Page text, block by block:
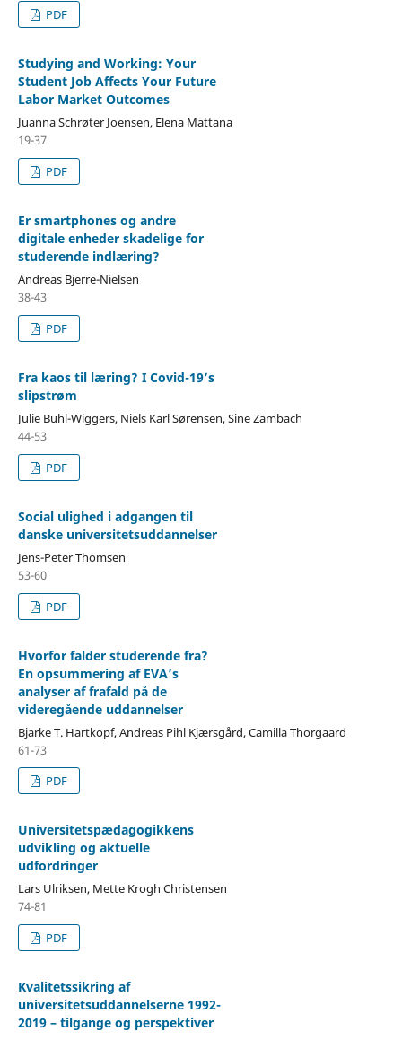
PDF
Studying and Working: Your
Student Job Affects Your Future
Labor Market Outcomes
Juanna Schrøter Joensen, Elena Mattana
19-37
PDF
Er smartphones og andre
digitale enheder skadelige for
studerende indlæring?
Andreas Bjerre-Nielsen
38-43
PDF
Fra kaos til læring? I Covid-19’s
slipstrøm
Julie Buhl-Wiggers, Niels Karl Sørensen, Sine Zambach
44-53
PDF
Social ulighed i adgangen til
danske universitetsuddannelser
Jens-Peter Thomsen
53-60
PDF
Hvorfor falder studerende fra?
En opsummering af EVA’s
analyser af frafald på de
videregående uddannelser
Bjarke T. Hartkopf, Andreas Pihl Kjærsgård, Camilla Thorgaard
61-73
PDF
Universitetspædagogikkens
udvikling og aktuelle
udfordringer
Lars Ulriksen, Mette Krogh Christensen
74-81
PDF
Kvalitetssikring af
universitetsuddannelserne 1992-
2019 – tilgange og perspektiver